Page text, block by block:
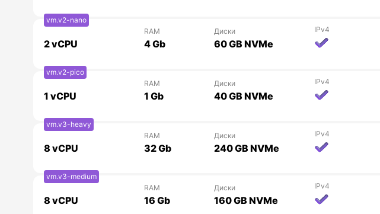
vm.v2-nano
2vCPU
RAM
4 Gb
Диски
60 GB NVMe
IPv4
vm.v2-pico
1 vCPU
RAM
1 Gb
Диски
40 GB NVMe
IPv4
vm.v3-heavy
8 vCPU
RAM
32 Gb
Диски
240 GB NVMe
IPv4
vm.v3-medium
8 vCPU
RAM
16 Gb
Диски
160 GB NVMe
IPv4